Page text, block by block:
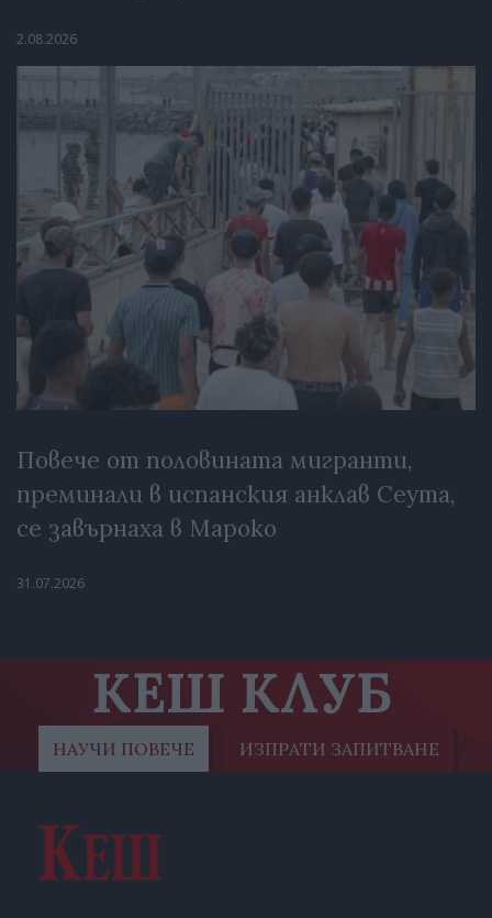
2.08.2026
Повече от половината мигранти,
преминали в испанския анклав Сеута,
се завърнаха в Мароко
31.07.2026
КЕШ КЛУБ
НАУЧИ ПОВЕЧЕ ИЗПРАТИ ЗАПИТВАНЕ